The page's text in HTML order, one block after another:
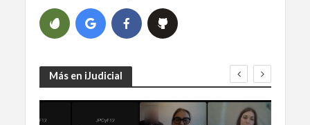
Más en iJudicial